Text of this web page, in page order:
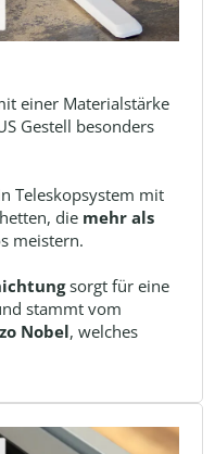
einer Materialstärke
Gestell besonders
Teleskopsystem mit
die mehr als
meistern.
sorgt für eine
stammt vom
Nobel, welches